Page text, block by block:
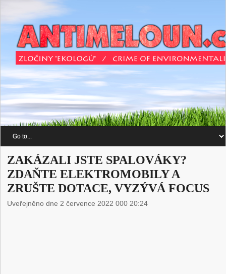
ZAKÁZALI JSTE SPALOVÁKY?
ZDAŇTE ELEKTROMOBILY A
ZRUŠTE DOTACE, VYZÝVÁ FOCUS
Uveřejněno dne 2 července 2022 000 20:24